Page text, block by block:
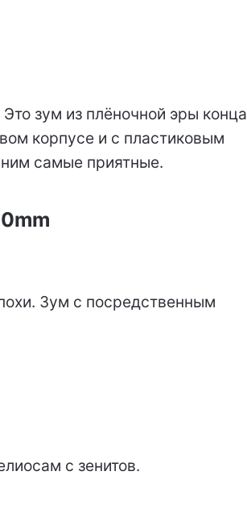
зум из плёночной эры конца
корпусе и с пластиковым
самые приятные.
Зум с посредственным
с зенитов.